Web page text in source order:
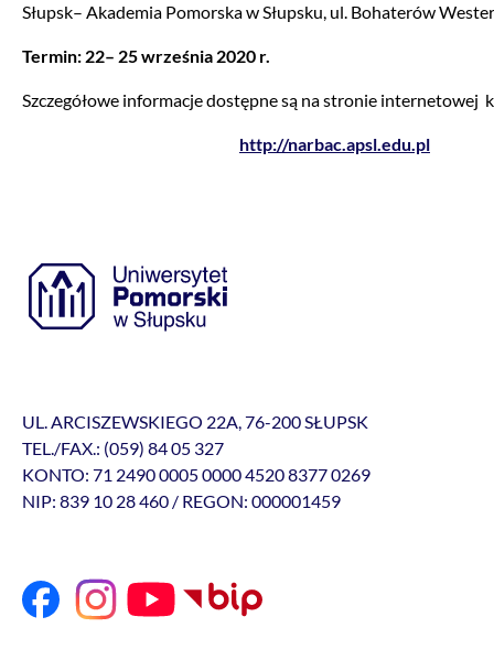
Słupsk– Akademia Pomorska w Słupsku, ul. Bohaterów
Termin: 22– 25 września 2020 r.
Szczegółowe informacje dostępne są na stronie internetowej
http://narbac.apsl.edu.pl
UL. ARCISZEWSKIEGO 22A, 76-200 SŁUPSK
TEL./FAX.: (059) 84 05 327
KONTO: 71 2490 0005 0000 4520 8377 0269
NIP: 839 10 28 460 / REGON: 000001459